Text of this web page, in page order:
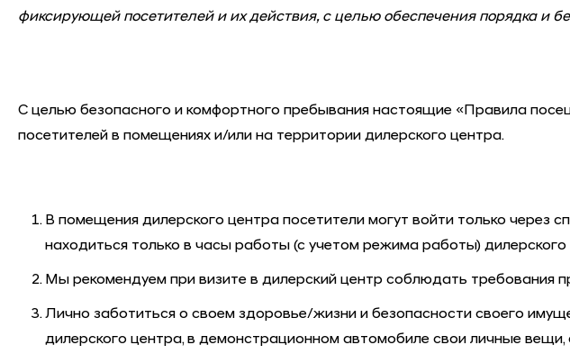
фиксирующей посетителей и их действия, с целью обеспечения порядка и
C целью безопасного и комфортного пребывания настоящие «Правила
посетителей в помещениях и/или на территории дилерского центра.
В помещения дилерского центра посетители могут войти только
находиться только в часы работы (с учетом режима работы) дилерского
Мы рекомендуем при визите в дилерский центр соблюдать требования
Лично заботиться о своем здоровье/жизни и безопасности своего
дилерского центра, в демонстрационном автомобиле свои личные